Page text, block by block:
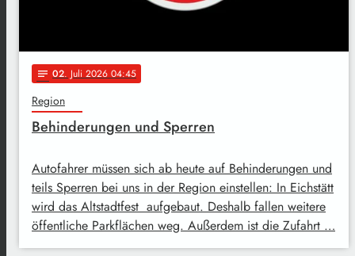
notes 02. Juli 2026 04:45
Region
Behinderungen und Sperren
Autofahrer müssen sich ab heute auf Behinderungen und
teils Sperren bei uns in der Region einstellen: In Eichstätt
wird das Altstadtfest aufgebaut. Deshalb fallen weitere
öffentliche Parkflächen weg. Außerdem ist die Zufahrt …